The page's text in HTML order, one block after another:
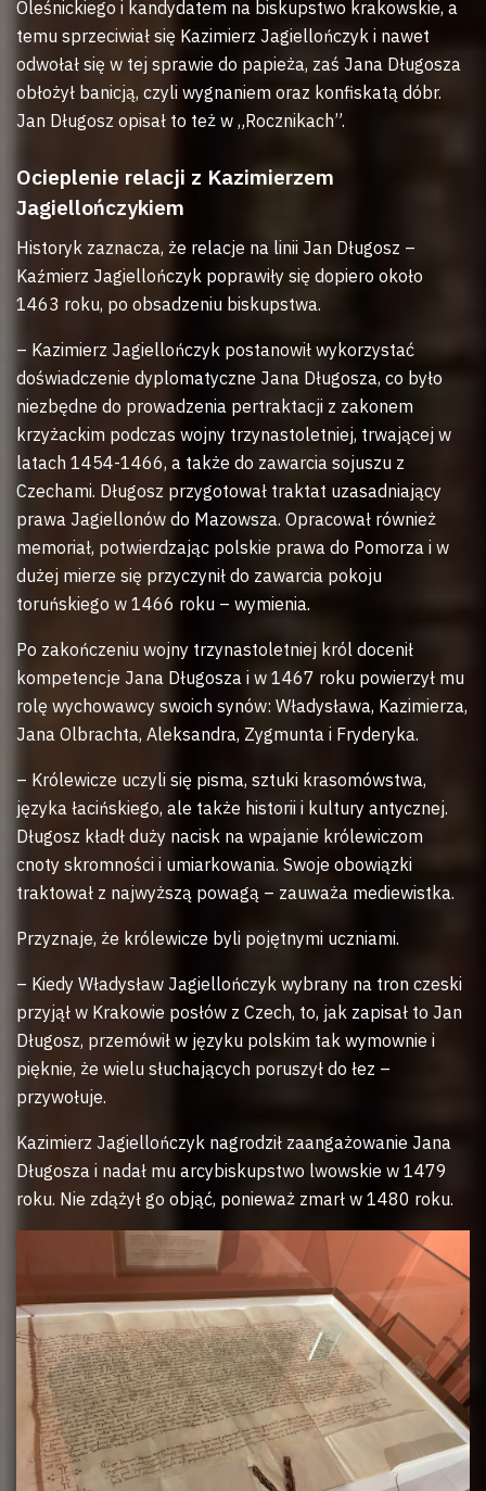
Oleśnickiego i kandydatem na biskupstwo krakowskie, a
temu sprzeciwiał się Kazimierz Jagiellończyk i nawet
odwołał się w tej sprawie do papieża, zaś Jana Długosza
obłożył banicją, czyli wygnaniem oraz konfiskatą dóbr.
Jan Długosz opisał to też w „Rocznikach”.
Ocieplenie relacji z Kazimierzem
Jagiellończykiem
Historyk zaznacza, że relacje na linii Jan Długosz –
Kaźmierz Jagiellończyk poprawiły się dopiero około
1463 roku, po obsadzeniu biskupstwa.
– Kazimierz Jagiellończyk postanowił wykorzystać
doświadczenie dyplomatyczne Jana Długosza, co było
niezbędne do prowadzenia pertraktacji z zakonem
krzyżackim podczas wojny trzynastoletniej, trwającej w
latach 1454-1466, a także do zawarcia sojuszu z
Czechami. Długosz przygotował traktat uzasadniający
prawa Jagiellonów do Mazowsza. Opracował również
memoriał, potwierdzając polskie prawa do Pomorza i w
dużej mierze się przyczynił do zawarcia pokoju
toruńskiego w 1466 roku – wymienia.
Po zakończeniu wojny trzynastoletniej król docenił
kompetencje Jana Długosza i w 1467 roku powierzył mu
rolę wychowawcy swoich synów: Władysława, Kazimierza,
Jana Olbrachta, Aleksandra, Zygmunta i Fryderyka.
– Królewicze uczyli się pisma, sztuki krasomówstwa,
języka łacińskiego, ale także historii i kultury antycznej.
Długosz kładł duży nacisk na wpajanie królewiczom
cnoty skromności i umiarkowania. Swoje obowiązki
traktował z najwyższą powagą – zauważa mediewistka.
Przyznaje, że królewicze byli pojętnymi uczniami.
– Kiedy Władysław Jagiellończyk wybrany na tron czeski
przyjął w Krakowie posłów z Czech, to, jak zapisał to Jan
Długosz, przemówił w języku polskim tak wymownie i
pięknie, że wielu słuchających poruszył do łez –
przywołuje.
Kazimierz Jagiellończyk nagrodził zaangażowanie Jana
Długosza i nadał mu arcybiskupstwo lwowskie w 1479
roku. Nie zdążył go objąć, ponieważ zmarł w 1480 roku.